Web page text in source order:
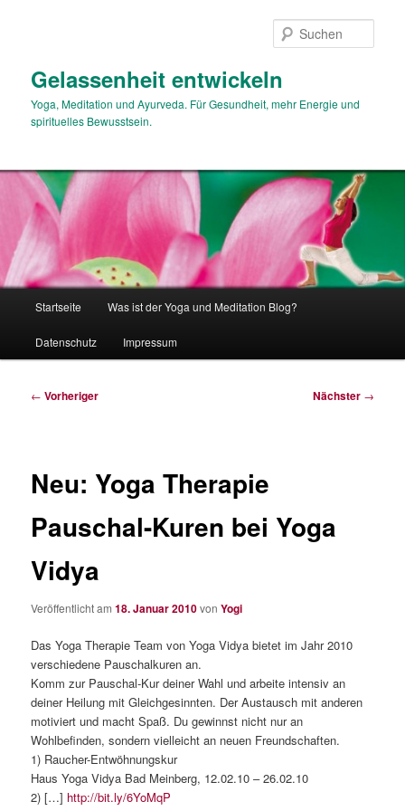
Gelassenheit entwickeln
Yoga, Meditation und Ayurveda. Für Gesundheit, mehr Energie und
spirituelles Bewusstsein.
Startseite Was ist der Yoga und Meditation Blog?
Datenschutz Impressum
Beitragsnavigation
← Vorheriger Nächster →
Neu: Yoga Therapie
Pauschal-Kuren bei Yoga
Vidya
Veröffentlicht am18. Januar 2010vonYogi
Das Yoga Therapie Team von Yoga Vidya bietet im Jahr 2010
verschiedene Pauschalkuren an.
Komm zur Pauschal-Kur deiner Wahl und arbeite intensiv an
deiner Heilung mit Gleichgesinnten. Der Austausch mit anderen
motiviert und macht Spaß. Du gewinnst nicht nur an
Wohlbefinden, sondern vielleicht an neuen Freundschaften.
1) Raucher-Entwöhnungskur
Haus Yoga Vidya Bad Meinberg, 12.02.10 – 26.02.10
2) […] http://bit.ly/6YoMqP